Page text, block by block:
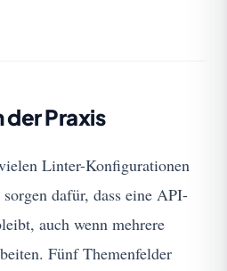
Praxis
Linter-Konfigurationen
dafür, dass eine API-
auch wenn mehrere
Fünf Themenfelder